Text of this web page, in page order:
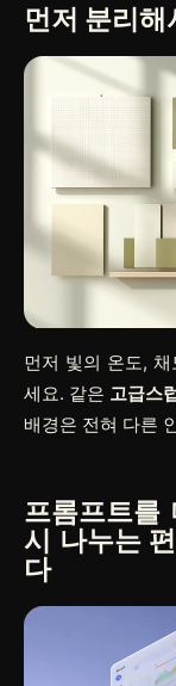
먼저 분리
먼저 빛의 온도,
세요. 같은 고급스
배경은 전혀 다른
프롬프트를
시 나누는
다